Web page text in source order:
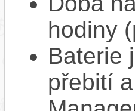
hodiny
Baterie
přebití